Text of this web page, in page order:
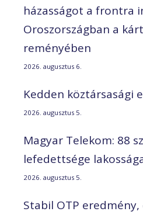
házasságot a frontra
Oroszországban a
reményében
2026. augusztus 6.
Kedden köztársasági
2026. augusztus 5.
Magyar Telekom: 88
lefedettsége
2026. augusztus 5.
Stabil OTP